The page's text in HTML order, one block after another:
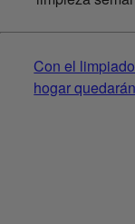
Con el
hogar